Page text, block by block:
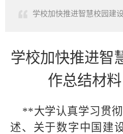
学校加快推进智慧校园建
学校加快推进智
作总结材料
**大学认真学习贯
述、关于数字中国建